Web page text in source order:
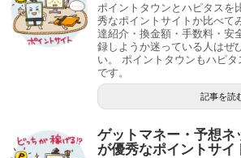
ポイントタウンとハピタスを
秀なポイントサイトか比べて
達紹介・換金額・手数料・安
録しようか迷っている人はぜ
い。 ポイントタウンもハピタ
です。
記事を読
ゲットマネー・予想
が優秀なポイントサイ